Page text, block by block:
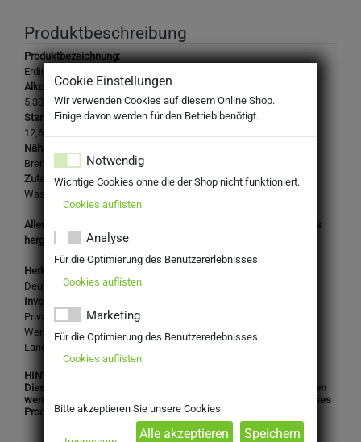
Produktbeschreibung
Produktbezeichnung:
Erdinger Weißbier, Weizenbier
Alkoholgehalt:
5,30% Vol.
Stammwürze:
12,60%
Nährwertangaben je 100ml:
Brennwert: 185 kJ / 44 kcal
Zutaten:
Wasser,
Allergene: Glutenhaltiges Getreide (Weizen, Gerste) sowie daraus
hergestellte Erzeugnisse
Herkunftsland:
Deutschland
Inverkehrbringer:
Privatbrauerei ERDINGER Weißbräu
Werner Brombach GmbH
Lange Zeile 1 + 3, 85435 Erding
HINWEIS:
Dieses Produkt darf nicht an Personen unter 16 Jahren abgegeben
werden. Mit Ihrer Bestellung bestätigen Sie, dass Sie das für dieses
Produkt gesetzlich vorgeschriebene Mindestalter haben.
Cookie Einstellungen
Wir verwenden Cookies auf diesem Online Shop.
Einige davon werden für den Betrieb benötigt.
Notwendig
Wichtige Cookies ohne die der Shop nicht funktioniert.
Cookies auflisten
Analyse
Für die Optimierung des Benutzererlebnisses.
Cookies auflisten
Marketing
Für die Optimierung des Benutzererlebnisses.
Cookies auflisten
Bitte akzeptieren Sie unsere Cookies